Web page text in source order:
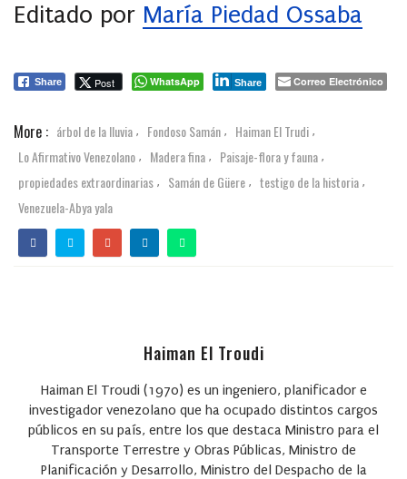
Editado por María Piedad Ossaba
Share Post WhatsApp Share Correo Electrónico
More : árbol de la lluvia , Fondoso Samán , Haiman El Trudi ,
Lo Afirmativo Venezolano , Madera fina , Paisaje-flora y fauna ,
propiedades extraordinarias , Samán de Güere , testigo de la historia ,
Venezuela-Abya yala
Haiman El Troudi
Haiman El Troudi (1970) es un ingeniero, planificador e
investigador venezolano que ha ocupado distintos cargos
públicos en su país, entre los que destaca Ministro para el
Transporte Terrestre y Obras Públicas, Ministro de
Planificación y Desarrollo, Ministro del Despacho de la